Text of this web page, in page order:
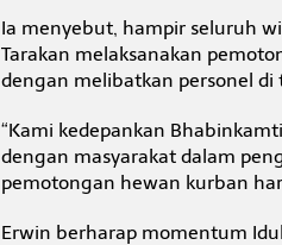
Ia menyebut, hampir seluruh
Tarakan melaksanakan
dengan melibatkan personel di
“Kami kedepankan
dengan masyarakat dalam
pemotongan hewan kurban
Erwin berharap momentum